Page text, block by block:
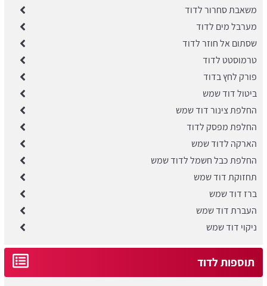
משאבת סחרור לדוד
מערבל מים לדוד
שסתום אל חוזר לדוד
טרמוסטט לדוד
פורק לחץ בדוד
ביטול דוד שמש
החלפת צינור דוד שמש
החלפת מפסק לדוד
הארקה לדוד שמש
החלפת כבל חשמל לדוד שמש
תחזוקת דוד שמש
ברז דוד שמש
העברת דוד שמש
ניקוי דוד שמש
תוספות לדוד